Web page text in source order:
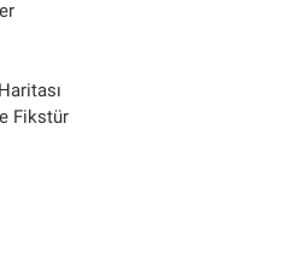
Fikstür